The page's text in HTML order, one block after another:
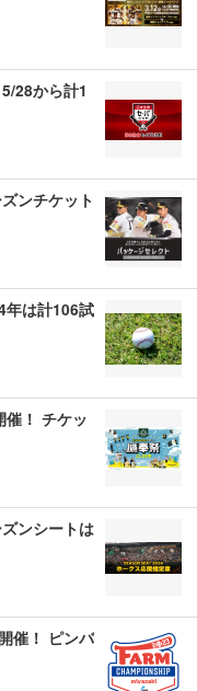
28から計1
ンチケット
年は計106試
催！ チケッ
ンシートは
催！ ピンバ